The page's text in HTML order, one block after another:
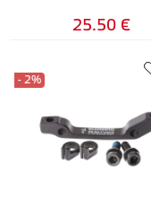
25.50 €
- 2%